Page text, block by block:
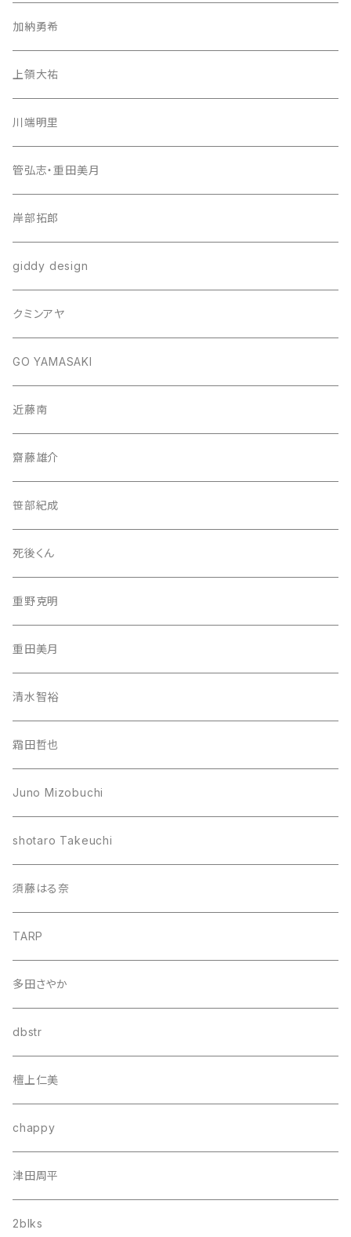
加納勇希
上領大祐
川端明里
管弘志・重田美月
岸部拓郎
giddy design
クミンアヤ
GO YAMASAKI
近藤南
齋藤雄介
笹部紀成
死後くん
重野克明
重田美月
清水智裕
霜田哲也
Juno Mizobuchi
shotaro Takeuchi
須藤はる奈
TARP
多田さやか
dbstr
檀上仁美
chappy
津田周平
2blks